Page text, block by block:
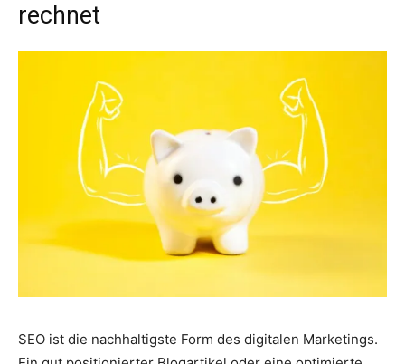
rechnet
SEO ist die nachhaltigste Form des digitalen Marketings.